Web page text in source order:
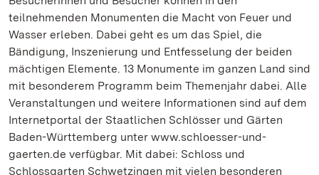
teilnehmenden Monumenten die Macht von Feuer und
Wasser erleben. Dabei geht es um das Spiel, die
Bändigung, Inszenierung und Entfesselung der beiden
mächtigen Elemente. 13 Monumente im ganzen Land sind
mit besonderem Programm beim Themenjahr dabei. Alle
Veranstaltungen und weitere Informationen sind auf dem
Internetportal der Staatlichen Schlösser und Gärten
Baden-Württemberg unter www.schloesser-und-
gaerten.de verfügbar. Mit dabei: Schloss und
Schlossgarten Schwetzingen mit vielen besonderen